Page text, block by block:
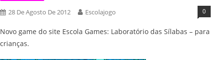
28 De Agosto De 2012 Escolajogo 0
Novo game do site Escola Games: Laboratório das Sílabas – para
crianças.